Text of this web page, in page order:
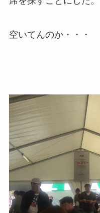
空いてんのか・・・